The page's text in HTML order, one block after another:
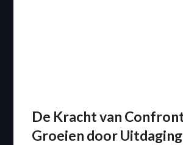
De Kracht van
Groeien door